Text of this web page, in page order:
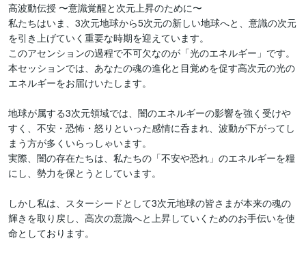
高波動伝授 〜意識覚醒と次元上昇のために〜
私たちはいま、3次元地球から5次元の新しい地球へと、意識の次元
を引き上げていく重要な時期を迎えています。
このアセンションの過程で不可欠なのが「光のエネルギー」です。
本セッションでは、あなたの魂の進化と目覚めを促す高次元の光の
エネルギーをお届けいたします。
地球が属する3次元領域では、闇のエネルギーの影響を強く受けや
すく、不安・恐怖・怒りといった感情に呑まれ、波動が下がってし
まう方が多くいらっしゃいます。
実際、闇の存在たちは、私たちの「不安や恐れ」のエネルギーを糧
にし、勢力を保とうとしています。
しかし私は、スターシードとして3次元地球の皆さまが本来の魂の
輝きを取り戻し、高次の意識へと上昇していくためのお手伝いを使
命としております。